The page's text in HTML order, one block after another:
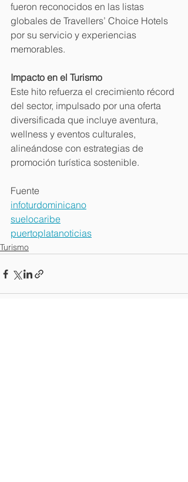
fueron reconocidos en las listas
globales de Travellers’ Choice Hotels
por su servicio y experiencias
memorables.
Impacto en el Turismo
Este hito refuerza el crecimiento récord
del sector, impulsado por una oferta
diversificada que incluye aventura,
wellness y eventos culturales,
alineándose con estrategias de
promoción turística sostenible.
Fuente
infoturdominicano
suelocaribe
puertoplatanoticias
Turismo